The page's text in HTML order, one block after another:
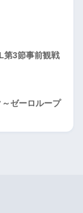
第3節事前観戦
～ゼーロループ